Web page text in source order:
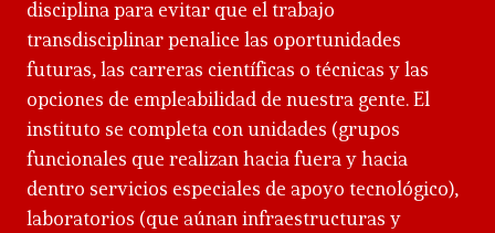
disciplina para evitar que el trabajo
transdisciplinar penalice las oportunidades
futuras, las carreras científicas o técnicas y las
opciones de empleabilidad de nuestra gente. El
instituto se completa con unidades (grupos
funcionales que realizan hacia fuera y hacia
dentro servicios especiales de apoyo tecnológico),
laboratorios (que aúnan infraestructuras y